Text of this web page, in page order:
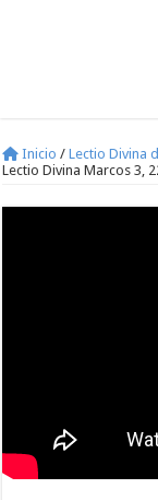
Inicio / Lectio Divina
Lectio Divina Marcos 3,